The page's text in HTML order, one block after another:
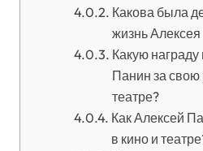
Какова была
жизнь
Какую
Панин за свою
театре?
Как Алексей
в кино и